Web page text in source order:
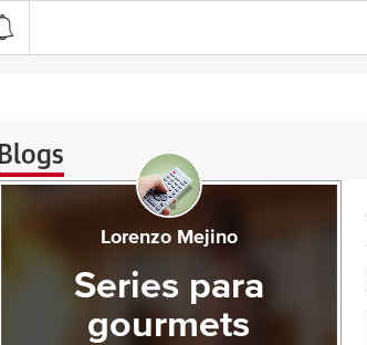
Blogs
Lorenzo Mejino
Series para
gourmets